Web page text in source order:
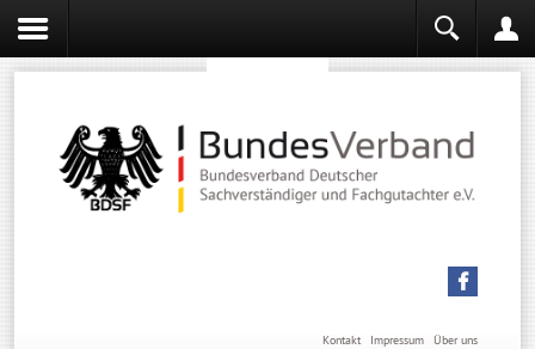
Über uns
Impressum
Kontakt